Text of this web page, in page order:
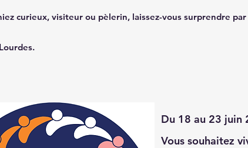
curieux, visiteur ou pèlerin, laissez-vous surprendre
Du 18 au 23 juin
Vous souhaitez